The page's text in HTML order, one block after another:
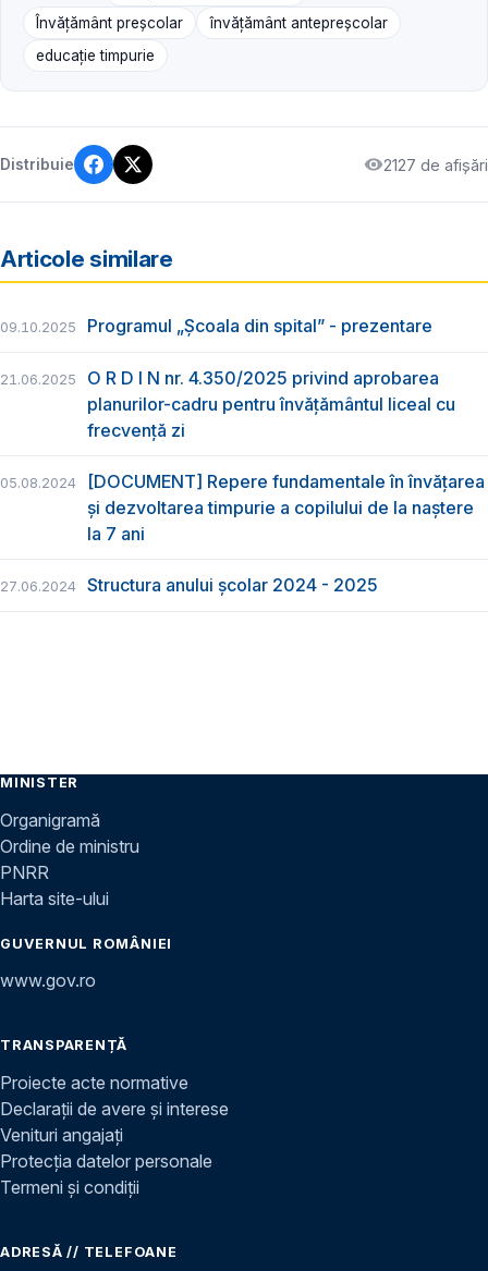
Învățământ preșcolar
învățământ antepreșcolar
educație timpurie
Distribuie 2127 de afișări
Articole similare
09.10.2025 Programul „Școala din spital” - prezentare
21.06.2025
O R D I N nr. 4.350/2025 privind aprobarea
planurilor-cadru pentru învățământul liceal cu
frecvență zi
05.08.2024
[DOCUMENT] Repere fundamentale în învățarea
și dezvoltarea timpurie a copilului de la naștere
la 7 ani
27.06.2024 Structura anului școlar 2024 - 2025
MINISTER
Organigramă
Ordine de ministru
PNRR
Harta site-ului
GUVERNUL ROMÂNIEI
www.gov.ro
TRANSPARENȚĂ
Proiecte acte normative
Declarații de avere și interese
Venituri angajați
Protecția datelor personale
Termeni și condiții
ADRESĂ // TELEFOANE